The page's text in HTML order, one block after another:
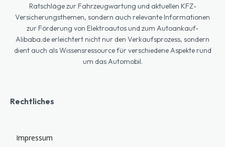
Ratschläge zur Fahrzeugwartung und aktuellen KFZ-
Versicherungsthemen, sondern auch relevante Informationen
zur Förderung von Elektroautos und zum Autoankauf-
Alibaba.de erleichtert nicht nur den Verkaufsprozess, sondern
dient auch als Wissensressource für verschiedene Aspekte rund
um das Automobil.
Rechtliches
Impressum